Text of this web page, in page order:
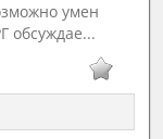
умен
обсуждае...